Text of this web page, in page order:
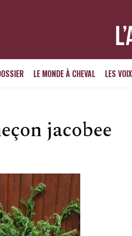
LE MONDE À CHEVAL LES
jacobee